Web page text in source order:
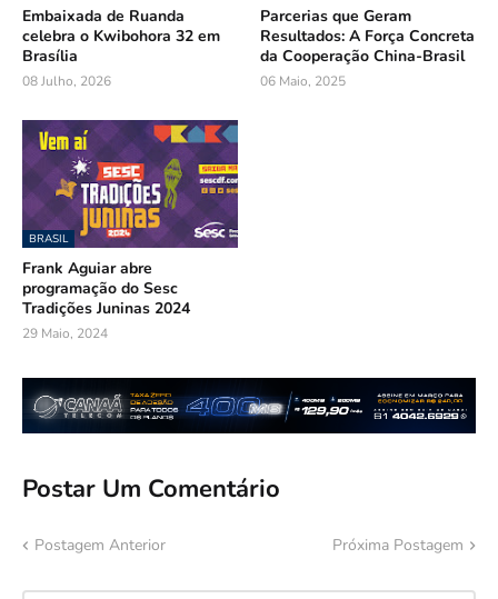
Embaixada de Ruanda
celebra o Kwibohora 32 em
Brasília
08 Julho, 2026
Parcerias que Geram
Resultados: A Força Concreta
da Cooperação China-Brasil
06 Maio, 2025
BRASIL
Frank Aguiar abre
programação do Sesc
Tradições Juninas 2024
29 Maio, 2024
Postar Um Comentário
Postagem Anterior Próxima Postagem